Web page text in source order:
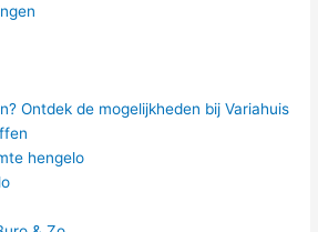
Ontdek de mogelijkheden bij Variahuis
hengelo